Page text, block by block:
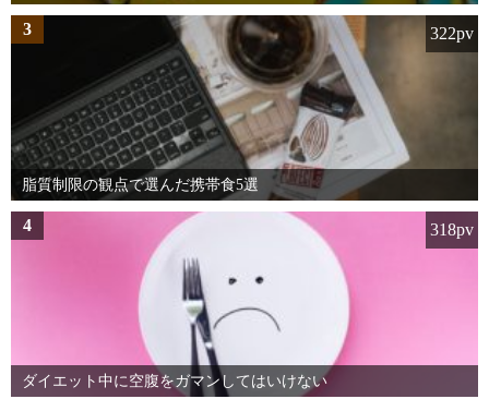
3
脂質制限の観点で選んだ携帯食5選
322pv
4
ダイエット中に空腹をガマンしてはいけない
318pv